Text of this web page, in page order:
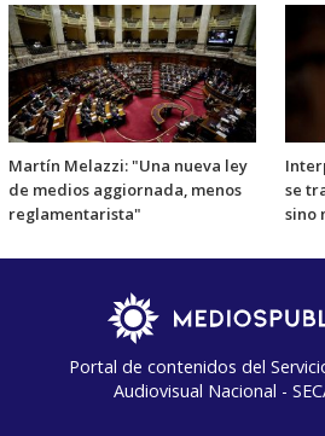
Martín Melazzi: "Una nueva ley
de medios aggiornada, menos
reglamentarista"
se
sino
Portal de contenidos del
Audiovisual Nacional -